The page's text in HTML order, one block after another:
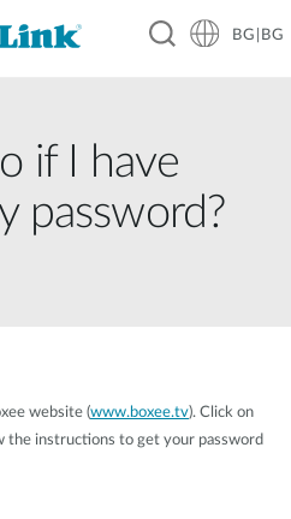
BG|BG
if I have
password?
website (www.boxee.tv). Click on
the instructions to get your password